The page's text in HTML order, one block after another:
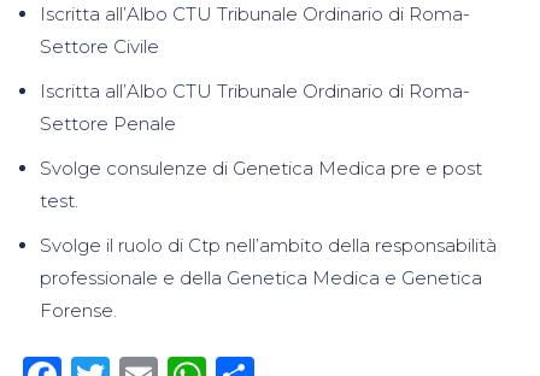
Iscritta all’Albo CTU Tribunale Ordinario di Roma-
Settore Civile
Iscritta all’Albo CTU Tribunale Ordinario di Roma-
Settore Penale
Svolge consulenze di Genetica Medica pre e post
test.
Svolge il ruolo di Ctp nell’ambito della responsabilità
professionale e della Genetica Medica e Genetica
Forense.